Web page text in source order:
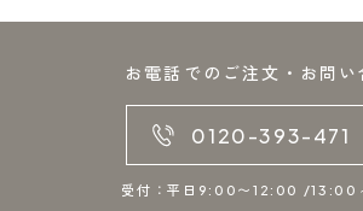
お電話でのご注文・お問い
0120-393-471
受付：平日9:00〜12:00 /13:00